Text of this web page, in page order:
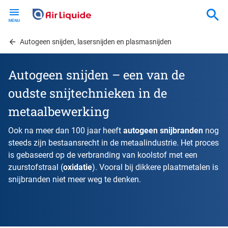
contentAutogeen snijden, lasersnijden en plasmasnijden
Autogeen snijden – een van de
oudste snijtechnieken in de
metaalbewerking
Ook na meer dan 100 jaar heeft autogeen snijbranden nog
steeds zijn bestaansrecht in de metaalindustrie. Het proces
is gebaseerd op de verbranding van koolstof met een
zuurstofstraal (oxidatie). Vooral bij dikkere plaatmetalen is
snijbranden niet meer weg te denken.